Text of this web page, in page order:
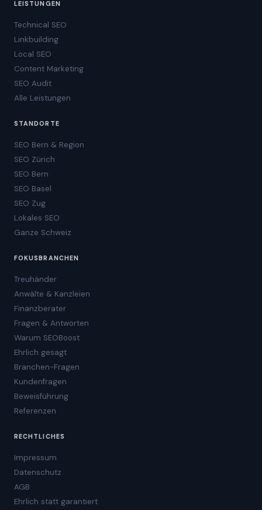
LEISTUNGEN
Technical SEO
Linkbuilding
Local SEO
Content Marketing
SEO Audit
Alle Leistungen
STANDORTE
SEO Bern & Region
SEO Zürich
SEO Bern
SEO Basel
SEO Zug
Lokales SEO
Ganze Schweiz
FOKUSBRANCHEN
Treuhänder
Anwälte & Kanzleien
Finanzberater
Fragen & Antworten
Warum SEOBoost
Ehrlich gesagt
Branchen-Fragen
Kundenfragen
Beweisführung
Referenzen
RECHTLICHES
Impressum
Datenschutz
AGB
Ehrlich statt garantiert